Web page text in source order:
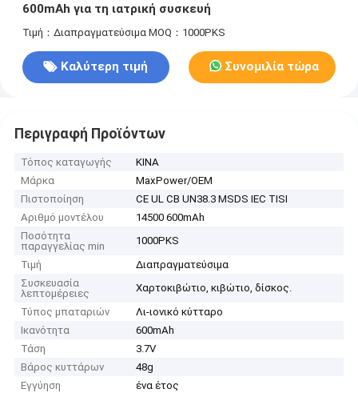
600mAh για τη ιατρική συσκευή
Τιμή：Διαπραγματεύσιμα MOQ：1000PKS
Καλύτερη τιμή Συνομιλία τώρα
Περιγραφή Προϊόντων
Τόπος καταγωγής
ΚΙΝΑ
Μάρκα
MaxPower/OEM
Πιστοποίηση
CE UL CB UN38.3 MSDS IEC TISI
Αριθμό μοντέλου
14500 600mAh
Ποσότητα
παραγγελίας min
1000PKS
Τιμή
Διαπραγματεύσιμα
Συσκευασία
λεπτομέρειες
Χαρτοκιβώτιο, κιβώτιο, δίσκος.
Τύπος μπαταριών
Λι-ιονικό κύτταρο
Ικανότητα
600mAh
Τάση
3.7V
Βάρος κυττάρων
48g
Εγγύηση
ένα έτος